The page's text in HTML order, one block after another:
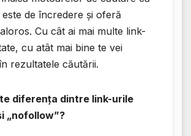
de încredere și oferă
Cu cât ai mai multe link-
cu atât mai bine te vei
rezultatele căutării.
diferența dintre link-urile
„nofollow”?